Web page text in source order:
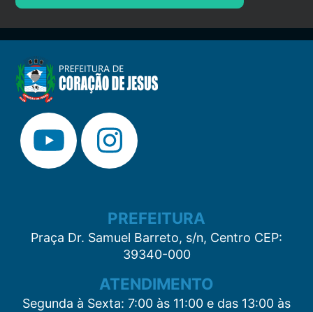
PREFEITURA
Praça Dr. Samuel Barreto, s/n, Centro CEP:
39340-000
ATENDIMENTO
Segunda à Sexta: 7:00 às 11:00 e das 13:00 às